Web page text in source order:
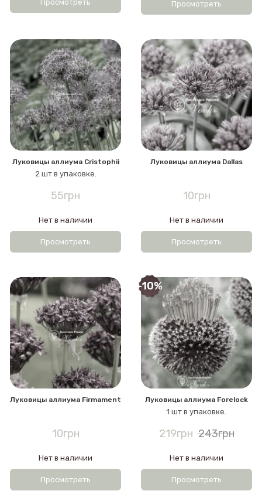
Просмотреть Просмотреть
Луковицы аллиума Cristophii
2 шт в упаковке.
55грн
Нет в наличии
Просмотреть
Луковицы аллиума Dallas
10грн
Нет в наличии
Просмотреть
Луковицы аллиума Firmament
10грн
Нет в наличии
Просмотреть
-10%
Луковицы аллиума Forelock
1 шт в упаковке.
219грн 243грн
Нет в наличии
Просмотреть